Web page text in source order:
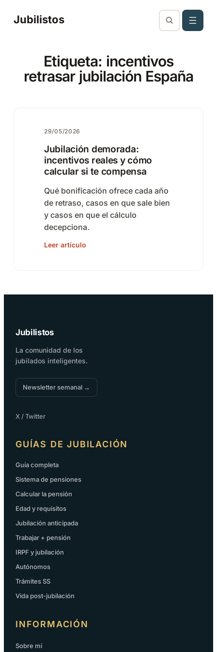
Jubilistos
Etiqueta: incentivos
retrasar jubilación España
29/05/2026
Jubilación demorada:
incentivos reales y cómo
calcular si te compensa
Qué bonificación ofrece cada año
de retraso, casos en que sale bien
y casos en que el cálculo
decepciona.
Leer artículo
Jubilistos
La comunidad de los
jubilados inteligentes.
Newsletter semanal →
X / Twitter
GUÍAS DE JUBILACIÓN
Guía completa
Sistema de pensiones
Calcular la pensión
Edad y requisitos
Jubilación anticipada
Trabajar + pensión
IRPF y jubilación
Autónomos
Trámites SS
Vida post-jubilación
INFORMACIÓN
Sobre mí